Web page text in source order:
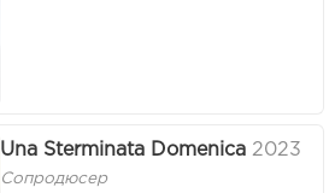
Una Sterminata Domenica 2023
Сопродюсер